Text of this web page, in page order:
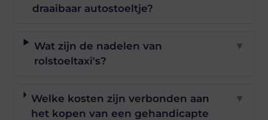
draaibaar autostoeltje?
Wat zijn de nadelen van
rolstoeltaxi's?
▼
Welke kosten zijn verbonden aan
het kopen van een gehandicapte
▼